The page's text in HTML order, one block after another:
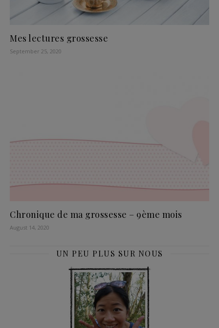
Mes lectures grossesse
September 25, 2020
Chronique de ma grossesse – 9ème mois
August 14, 2020
UN PEU PLUS SUR NOUS